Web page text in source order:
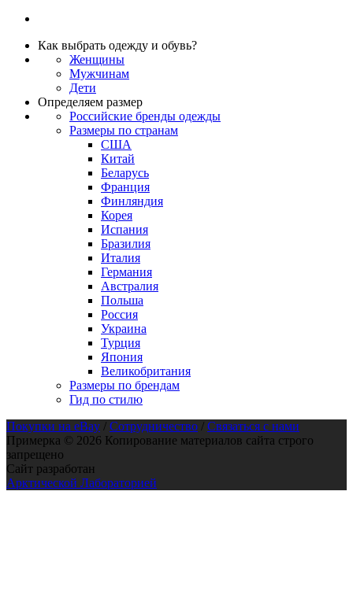
Как выбрать одежду и обувь?
Женщины
Мужчинам
Дети
Определяем размер
Российские бренды одежды
Размеры по странам
США
Китай
Беларусь
Франция
Финляндия
Корея
Испания
Бразилия
Италия
Германия
Австралия
Польша
Россия
Украина
Турция
Япония
Великобритания
Размеры по брендам
Гид по стилю
Покупки на eBay / Сотрудничество / Связаться с нами
Примерка © 2026 Копирование материалов сайта строго
запрещено
Сайт разработан
Арктической Лабораторией